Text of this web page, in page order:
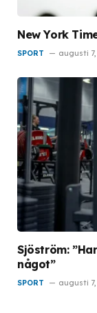
New York
SPORT augusti 7,
Sjöström:
något”
SPORT augusti 7,